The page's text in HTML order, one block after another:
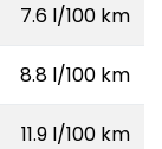
7.6 l/100 km
8.8 l/100 km
11.9 l/100 km